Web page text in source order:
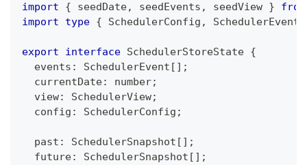
import { seedDate, seedEvents , seedView }
from
import
type { SchedulerConfig , SchedulerEvent
export interface SchedulerStoreState {
  events
: SchedulerEvent [ ] ;
  currentDate
: number;
  view
: SchedulerView;
  config
: SchedulerConfig ;
  past
: SchedulerSnapshot [ ] ;
  future
: SchedulerSnapshot [ ] ;